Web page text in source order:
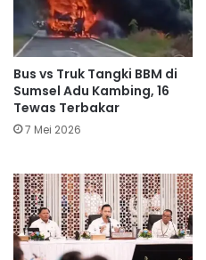
Bus vs Truk Tangki BBM di
Sumsel Adu Kambing, 16
Tewas Terbakar
7 Mei 2026